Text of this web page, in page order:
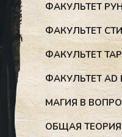
ФАКУЛЬТЕТ
ФАКУЛЬТЕТ
ФАКУЛЬТЕТ
ФАКУЛЬТЕТ AD
МАГИЯ В
ОБЩАЯ